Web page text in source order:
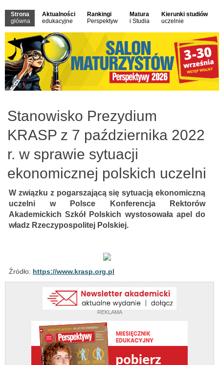
Strona
główna
Aktualności
edukacyjne
Rankingi
Perspektyw
Matura
i Studia
Kierunki studiów
uczelnie
REKLAMA
Stanowisko Prezydium
KRASP z 7 października 2022
r. w sprawie sytuacji
ekonomicznej polskich uczelni
W związku z pogarszającą się sytuacją ekonomiczną
uczelni w Polsce Konferencja Rektorów
Akademickich Szkół Polskich wystosowała apel do
władz Rzeczypospolitej Polskiej.
Źródło: https://www.krasp.org.pl